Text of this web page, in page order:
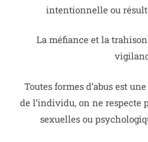
intentionnelle ou
La méfiance et la
Toutes formes d’abus est
de l’individu, on ne respecte
sexuelles ou